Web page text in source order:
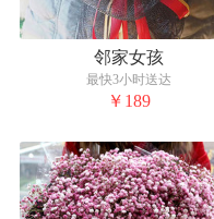
邻家女孩
最快3小时送达
￥189